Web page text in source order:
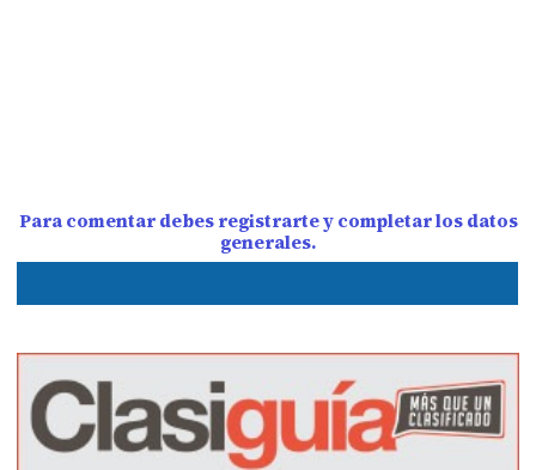
Para comentar debes registrarte y completar los datos
generales.